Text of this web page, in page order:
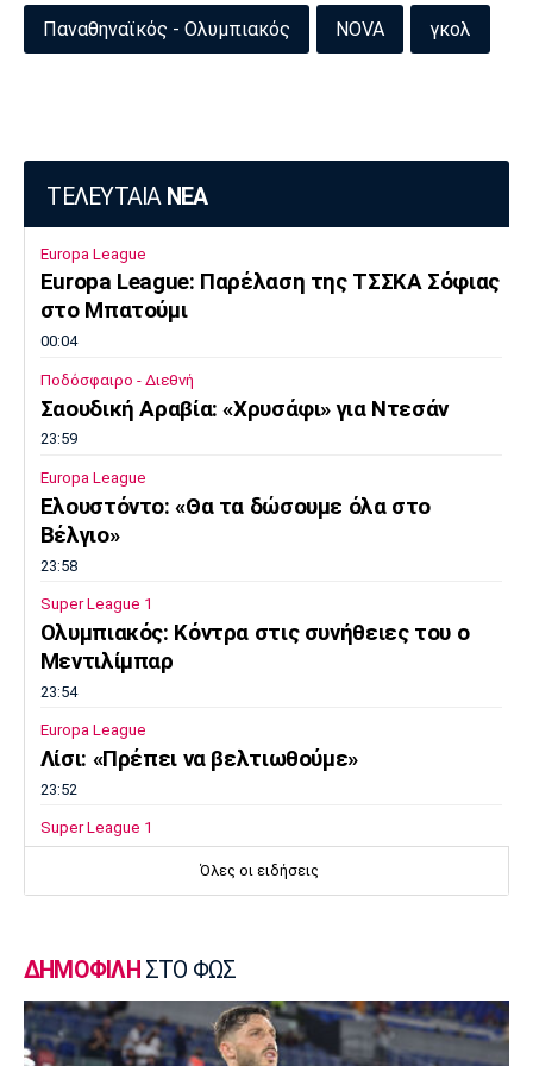
Παναθηναϊκός - Ολυμπιακός NOVA γκολ
ΤΕΛΕΥΤΑΙΑ ΝΕΑ
Europa League
Europa League: Παρέλαση της ΤΣΣΚΑ Σόφιας
στο Μπατούμι
00:04
Ποδόσφαιρο - Διεθνή
Σαουδική Αραβία: «Χρυσάφι» για Ντεσάν
23:59
Europa League
Ελουστόντο: «Θα τα δώσουμε όλα στο
Βέλγιο»
23:58
Super League 1
Ολυμπιακός: Κόντρα στις συνήθειες του ο
Μεντιλίμπαρ
23:54
Europa League
Λίσι: «Πρέπει να βελτιωθούμε»
23:52
Super League 1
Επιστρέφει αύριο στη Θεσσαλονίκη ο
Επίσημα στον Άρη ο Άνταμ Μοκόκα
23:35
Europa League
Όλες οι ειδήσεις
ΔΗΜΟΦΙΛΗ ΣΤΟ ΦΩΣ